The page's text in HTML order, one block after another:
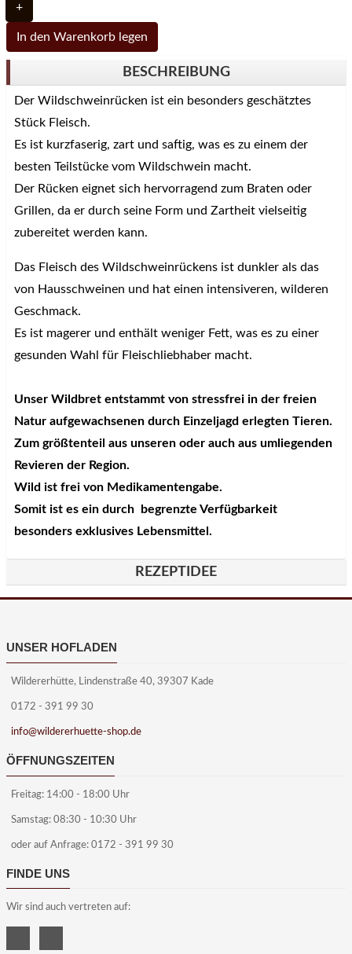
+
In den Warenkorb legen
BESCHREIBUNG
Der Wildschweinrücken ist ein besonders geschätztes
Stück Fleisch.
Es ist kurzfaserig, zart und saftig, was es zu einem der
besten Teilstücke vom Wildschwein macht.
Der Rücken eignet sich hervorragend zum Braten oder
Grillen, da er durch seine Form und Zartheit vielseitig
zubereitet werden kann.
Das Fleisch des Wildschweinrückens ist dunkler als das
von Hausschweinen und hat einen intensiveren, wilderen
Geschmack.
Es ist magerer und enthält weniger Fett, was es zu einer
gesunden Wahl für Fleischliebhaber macht.
Unser Wildbret entstammt von stressfrei in der freien
Natur aufgewachsenen durch Einzeljagd erlegten Tieren.
Zum größtenteil aus unseren oder auch aus umliegenden
Revieren der Region.
Wild ist frei von Medikamentengabe.
Somit ist es ein durch begrenzte Verfügbarkeit
besonders exklusives Lebensmittel.
REZEPTIDEE
UNSER HOFLADEN
Wildererhütte, Lindenstraße 40, 39307 Kade
0172 - 391 99 30
info@wildererhuette-shop.de
ÖFFNUNGSZEITEN
Freitag: 14:00 - 18:00 Uhr
Samstag: 08:30 - 10:30 Uhr
oder auf Anfrage: 0172 - 391 99 30
FINDE UNS
Wir sind auch vertreten auf: